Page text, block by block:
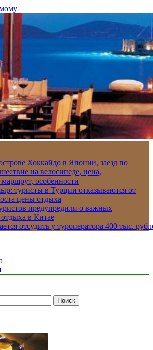
Хоккайдо в Японии, заезд по
на велосипеде, цена,
маршрут, особенности
туристы в Турции отказываются от
цены отдыха
предупредили о важных
в Китае
отсудить у туроператора 400 тыс.